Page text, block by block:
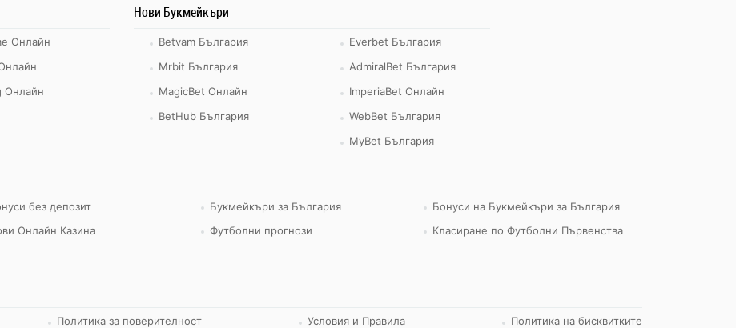
Онлайн
Онлайн
Нови Букмейкъри
Betvam България
Mrbit България
MagicBet Онлайн
BetHub България
Everbet България
AdmiralBet България
ImperiaBet Онлайн
WebBet България
MyBet България
без депозит Букмейкъри за България
Бонуси на Букмейкъри за България
Онлайн Казина Футболни прогнози
Класиране по Футболни Първенства
Политика за поверителност Условия и Правила Политика на бисквитките